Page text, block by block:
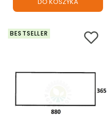
BESTSELLER